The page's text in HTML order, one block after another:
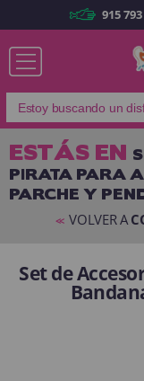
Recordarme
915
ESTÁS EN
PIRATA PARA
PARCHE Y
<< VOLVER A
Set de